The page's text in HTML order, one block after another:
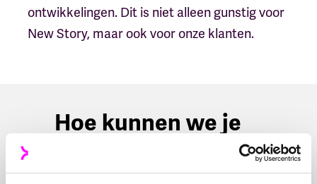
ontwikkelingen. Dit is niet alleen gunstig voor
New Story, maar ook voor onze klanten.
Hoe kunnen we je